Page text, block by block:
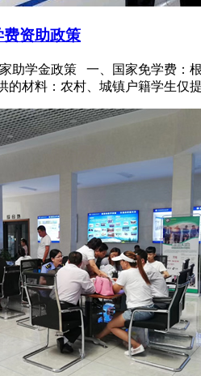
费资助政策
助学金政策 一、国家免学费：
材料：农村、城镇户籍学生仅